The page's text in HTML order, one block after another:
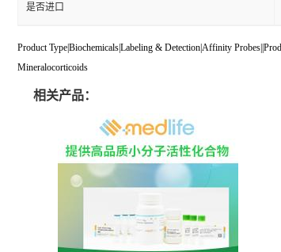
是否进口
Product Type|Biochemicals|Labeling & Detection|Affinity
Mineralocorticoids
相关产品：